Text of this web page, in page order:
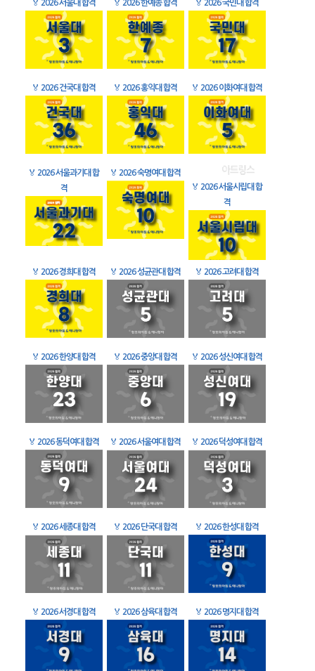
🏅 2026 서울대 합격 🏅 2026 한예종 합격 🏅 2026 국민대 합격
🏅 2026 건국대 합격 🏅 2026 홍익대 합격 🏅 2026 이화여대 합격
🏅 2026 서울과기대 합
격
🏅 2026 숙명여대 합격
🏅 2026 서울시립대 합
격
🏅 2026 경희대 합격 🏅 2026 성균관대 합격 🏅 2026 고려대 합격
🏅 2026 한양대 합격 🏅 2026 중앙대 합격 🏅 2026 성신여대 합격
🏅 2026 동덕여대 합격 🏅 2026 서울여대 합격 🏅 2026 덕성여대 합격
🏅 2026 세종대 합격 🏅 2026 단국대 합격 🏅 2026 한성대 합격
🏅 2026 서경대 합격 🏅 2026 삼육대 합격 🏅 2026 명지대 합격